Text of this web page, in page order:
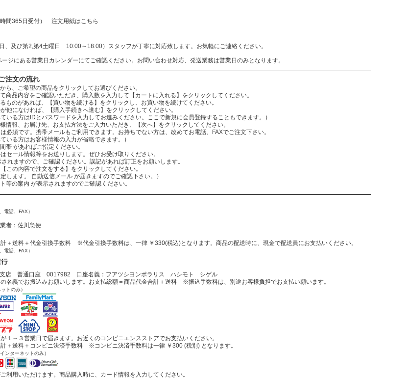
間365日受付）
注文用紙はこちら
、及び第2,第4土曜日 10:00～18:00）スタッフが丁寧に対応致します。お気軽にご連絡ください。
ジにある営業日カレンダーにてご確認ください。お問い合わせ対応、発送業務は営業日のみとなります。
注文の流れ
ら、ご希望の商品をクリックしてお選びください。
商品内容をご確認いただき、購入数を入力して【カートに入れる】をクリックしてください。
ものがあれば、【買い物を続ける】をクリックし、お買い物を続けてください。
ければ、【購入手続きへ進む】をクリックしてください。
はIDとパスワードを入力してお進みください。ここで新規に会員登録することもできます。）
情報、お届け先、お支払方法をご入力いただき、【次へ】をクリックしてください。
す。携帯メールもご利用できます。お持ちでない方は、改めてお電話、FAXでご注文下さい。
方はお客様情報の入力が省略できます。）
帯 があればご指定ください。
情報等をお送りします。ぜひお受け取りください。
れますので、ご確認ください。誤記があれば訂正をお願いします。
容で注文をする】をクリックしてください。
す。 自動送信メール が届きますのでご確認下さい。）
等の案内 が表示されますのでご確認ください。
電話、FAX）
者：佐川急便
＋送料＋代金引換手数料 ※代金引換手数料は、一律 ￥330(税込)となります。商品の配送時に、現金で配送員にお支払いください。
電話、FAX）
店 普通口座 0017982 口座名義：フアツシヨンポラリス ハシモト シゲル
名義でお振込みお願いします。お支払総額＝商品代金合計＋送料 ※振込手数料は、別途お客様負担でお支払い願います。
トのみ）
１～３営業日で届きます。お近くのコンビニエンスストアでお支払いください。
＋送料＋コンビニ決済手数料 ※コンビニ決済手数料は一律 ￥300 (税別) となります。
インターネットのみ）
利用いただけます。商品購入時に、カード情報を入力してください。